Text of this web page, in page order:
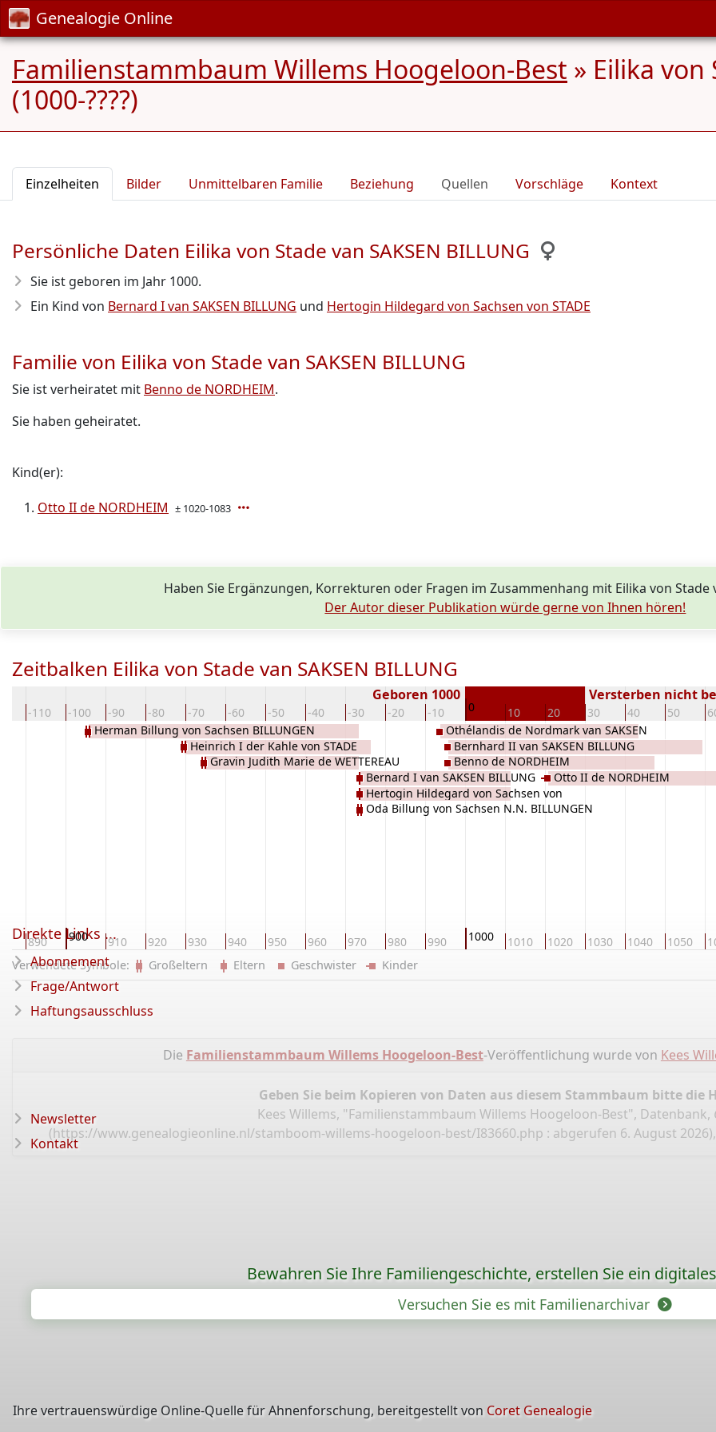
Genealogie Online
Familienstammbaum Willems Hoogeloon-Best » Eilika von
(1000-????)
Einzelheiten Bilder Unmittelbaren Familie Beziehung Quellen Vorschläge Kontext
Persönliche Daten Eilika von Stade van SAKSEN BILLUNG
Sie ist geboren im Jahr 1000.
Ein Kind von Bernard I van SAKSEN BILLUNG und Hertogin Hildegard von Sachsen von STADE
Familie von Eilika von Stade van SAKSEN BILLUNG
Sie ist verheiratet mit Benno de NORDHEIM.
Sie haben geheiratet.
Kind(er):
Otto II de NORDHEIM ± 1020-1083
Haben Sie Ergänzungen, Korrekturen oder Fragen im Zusammenhang mit Eilika von Stade
Der Autor dieser Publikation würde gerne von Ihnen hören!
Zeitbalken Eilika von Stade van SAKSEN BILLUNG
-110 -100 -90 -80 -70 -60 -50 -40 -30 -20 -10 0 10 20 30 40 50
Geboren 1000 Versterben nicht
890 900 910 920 930 940 950 960 970 980 990 1000 1010 1020 1030 1040 1050
Herman Billung von Sachsen BILLUNGEN
Heinrich I der Kahle von STADE
Gravin Judith Marie de WETTEREAU
Bernard I van SAKSEN BILLUNG
Hertogin Hildegard von Sachsen von
STADE
Oda Billung von Sachsen N.N. BILLUNGEN
Othélandis de Nordmark van SAKSEN
BILLUNG
Bernhard II van SAKSEN BILLUNG
Benno de NORDHEIM
Otto II de NORDHEIM
Verwendete Symbole: Großeltern Eltern Geschwister Kinder
Die Familienstammbaum Willems Hoogeloon-Best-Veröffentlichung wurde von Kees
Geben Sie beim Kopieren von Daten aus diesem Stammbaum bitte die
Kees Willems, "Familienstammbaum Willems Hoogeloon-Best", Datenbank,
(https://www.genealogieonline.nl/stamboom-willems-hoogeloon-best/I83660.php : abgerufen 6. August 2026),
Direkte Links ...
Abonnement
Frage/Antwort
Haftungsausschluss
Newsletter
Kontakt
Bewahren Sie Ihre Familiengeschichte, erstellen Sie ein
Versuchen Sie es mit Familienarchivar
Ihre vertrauenswürdige Online-Quelle für Ahnenforschung, bereitgestellt von Coret Genealogie